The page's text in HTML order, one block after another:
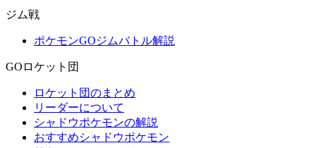
ジム戦
ポケモンGOジムバトル解説
GOロケット団
ロケット団のまとめ
リーダーについて
シャドウポケモンの解説
おすすめシャドウポケモン